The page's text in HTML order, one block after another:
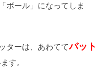
ボール」になってしま
ターは、あわててバット
す。